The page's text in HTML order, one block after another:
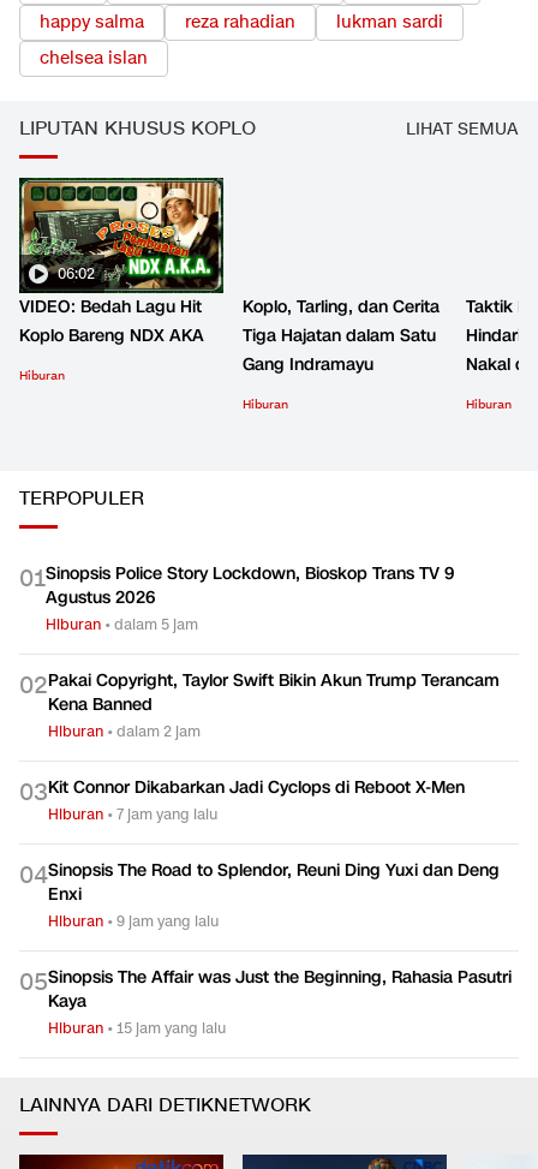
happy salma
reza rahadian
lukman sardi
chelsea islan
LIPUTAN KHUSUS KOPLO LIHAT SEMUA
06:02
VIDEO: Bedah Lagu Hit
Koplo Bareng NDX AKA
Hiburan
Koplo, Tarling, dan Cerita
Tiga Hajatan dalam Satu
Gang Indramayu
Hiburan
Taktik
Hindari
Nakal
Hiburan
TERPOPULER
01Sinopsis Police Story Lockdown, Bioskop Trans TV 9
Agustus 2026
Hiburan •dalam 5 jam
02Pakai Copyright, Taylor Swift Bikin Akun Trump Terancam
Kena Banned
Hiburan •dalam 2 jam
03Kit Connor Dikabarkan Jadi Cyclops di Reboot X-Men
Hiburan •7 jam yang lalu
04Sinopsis The Road to Splendor, Reuni Ding Yuxi dan Deng
Enxi
Hiburan •9 jam yang lalu
05Sinopsis The Affair was Just the Beginning, Rahasia Pasutri
Kaya
Hiburan •15 jam yang lalu
LAINNYA DARI DETIKNETWORK